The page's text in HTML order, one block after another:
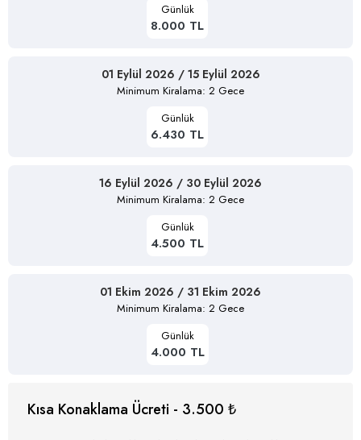
Günlük
8.000 TL
01 Eylül 2026 / 15 Eylül 2026
Minimum Kiralama: 2 Gece
Günlük
6.430 TL
16 Eylül 2026 / 30 Eylül 2026
Minimum Kiralama: 2 Gece
Günlük
4.500 TL
01 Ekim 2026 / 31 Ekim 2026
Minimum Kiralama: 2 Gece
Günlük
4.000 TL
Kısa Konaklama Ücreti - 3.500 ₺